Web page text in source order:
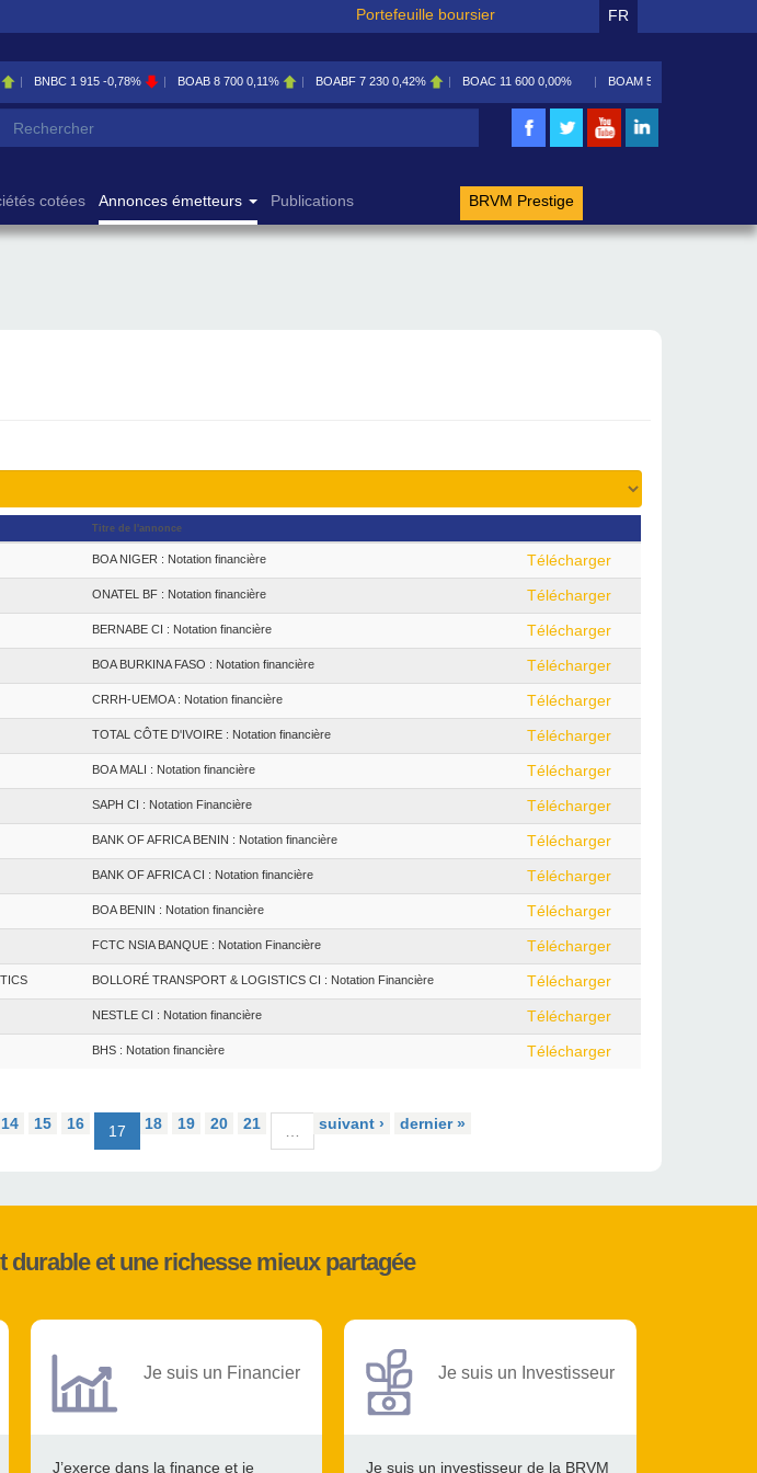
Portefeuille boursier FR
BNBC 1 915 -0,78% BOAB 8 700 0,11% BOABF 7 230 0,42% BOAC 11 600 0,00% BOAM 5 585
de recherche
cotées Annonces émetteurs Publications BRVM Prestige
Titre de l'annonce
BOA NIGER : Notation financière Télécharger
ONATEL BF : Notation financière Télécharger
BERNABE CI : Notation financière Télécharger
BOA BURKINA FASO : Notation financière Télécharger
CRRH-UEMOA : Notation financière Télécharger
TOTAL CÔTE D'IVOIRE : Notation financière Télécharger
BOA MALI : Notation financière Télécharger
SAPH CI : Notation Financière Télécharger
BANK OF AFRICA BENIN : Notation financière Télécharger
BANK OF AFRICA CI : Notation financière Télécharger
BOA BENIN : Notation financière Télécharger
FCTC NSIA BANQUE : Notation Financière Télécharger
BOLLORÉ TRANSPORT & LOGISTICS CI : Notation Financière Télécharger
NESTLE CI : Notation financière Télécharger
BHS : Notation financière Télécharger
14 15 16 17 18 19 20 21 suivant › dernier »
et une richesse mieux partagée
Je suis un Financier
J’exerce dans la finance et je
Je suis un Investisseur
Je suis un investisseur de la BRVM